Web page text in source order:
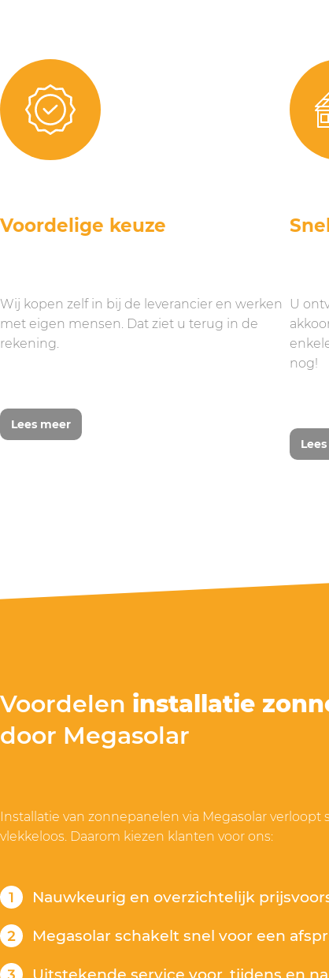
Voordelige keuze
Wij kopen zelf in bij de leverancier en werken
met eigen mensen. Dat ziet u terug in de
rekening.
Lees meer
U
nog!
Voordelen installatie
door Megasolar
Installatie van zonnepanelen via Megasolar verloopt
vlekkeloos. Daarom kiezen klanten voor ons:
Nauwkeurig en overzichtelijk
Megasolar schakelt snel voor een
Uitstekende service voor, tijdens en